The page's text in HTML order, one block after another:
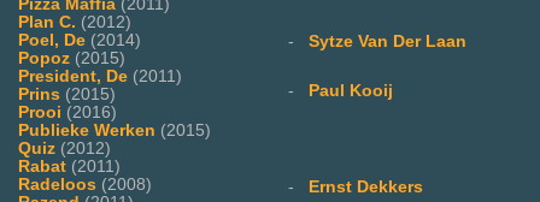
Pizza Maffia (2011)
Plan C. (2012)
Poel, De (2014)
Popoz (2015)
President, De (2011)
Prins (2015)
Prooi (2016)
Publieke Werken (2015)
Quiz (2012)
Rabat (2011)
Radeloos (2008)
- Sytze Van Der Laan
- Paul Kooij
- Ernst Dekkers